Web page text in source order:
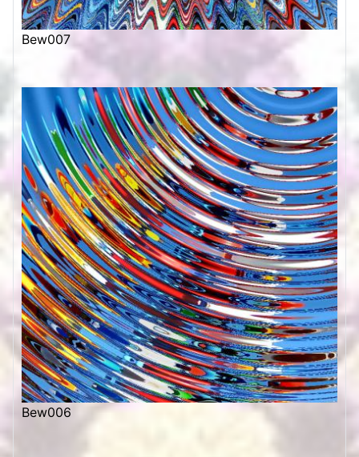
Bew007
Bew006